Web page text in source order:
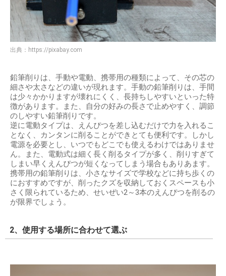
出典： https://pixabay.com
鉛筆削りは、手動や電動、携帯用の種類によって、その芯の
細さや太さなどの違いが現れます。手動の鉛筆削りは、手間
は少々かかりますが壊れにくく、長持ちしやすいといった特
徴があります。また、自分の好みの長さで止めやすく、調節
のしやすい鉛筆削りです。
逆に電動タイプは、えんぴつを差し込むだけで力を入れるこ
となく、カンタンに削ることができとても便利です。しかし
電源を必要とし、いつでもどこでも使えるわけではありませ
ん。また、電動式は細く長く削るタイプが多く、削りすぎて
しまい早くえんぴつが短くなってしまう場合もありあます。
携帯用の鉛筆削りは、小さなサイズで学校などに持ち歩くの
におすすめですが、削ったクズを収納しておくスペースも小
さく限られているため、せいぜい2～3本のえんぴつを削るの
が限界でしょう。
2、使用する場所に合わせて選ぶ